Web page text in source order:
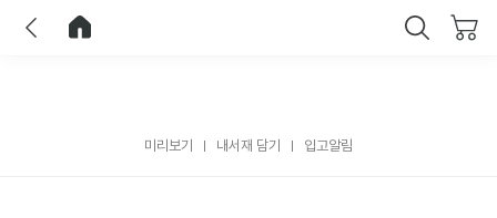
미리보기 내서재 담기 입고알림